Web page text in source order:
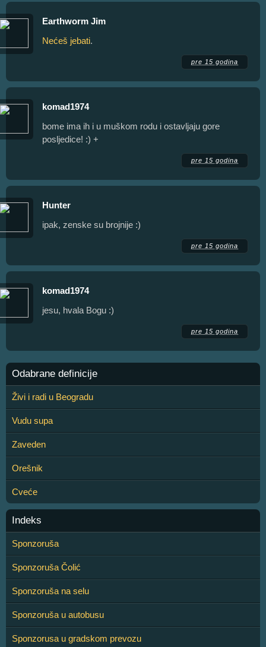
Earthworm Jim
Nećeš jebati.
pre 15 godina
komad1974
bome ima ih i u muškom rodu i ostavljaju gore
posljedice! :) +
pre 15 godina
Hunter
ipak, zenske su brojnije :)
pre 15 godina
komad1974
jesu, hvala Bogu :)
pre 15 godina
Odabrane definicije
Živi i radi u Beogradu
Vudu supa
Zaveden
Orešnik
Cveće
Indeks
Sponzoruša
Sponzoruša Čolić
Sponzoruša na selu
Sponzoruša u autobusu
Sponzorusa u gradskom prevozu